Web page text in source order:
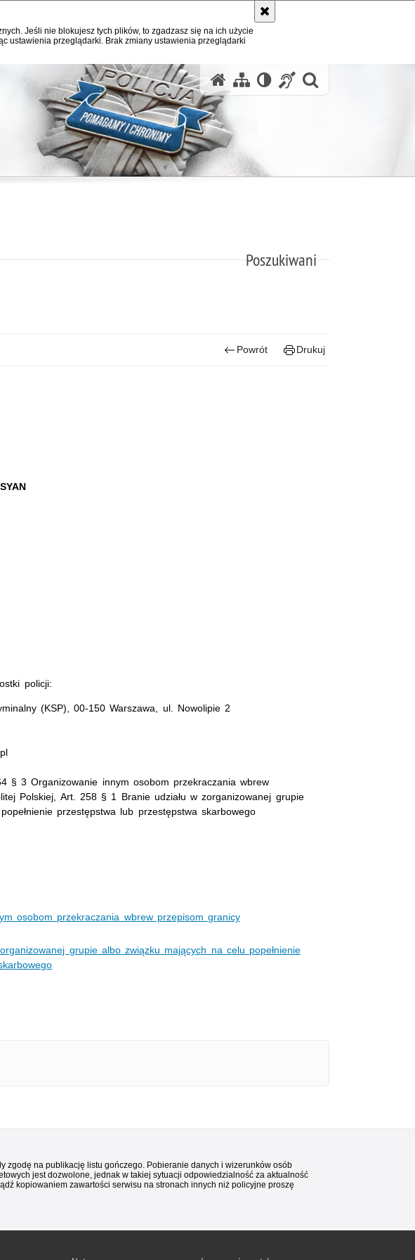
Jeśli nie blokujesz tych plików, to zgadzasz się na ich użycie
ustawienia przeglądarki. Brak zmiany ustawienia przeglądarki
Poszukiwani
Powrót Drukuj
policji:
(KSP), 00-150 Warszawa, ul. Nowolipie 2
§ 3 Organizowanie innym osobom przekraczania wbrew
Polskiej, Art. 258 § 1 Branie udziału w zorganizowanej grupie
przestępstwa lub przestępstwa skarbowego
osobom przekraczania wbrew przepisom granicy
grupie albo związku mających na celu popełnienie
zgodę na publikację listu gończego. Pobieranie danych i wizerunków osób
jest dozwolone, jednak w takiej sytuacji odpowiedzialność za aktualność
kopiowaniem zawartości serwisu na stronach innych niż policyjne proszę